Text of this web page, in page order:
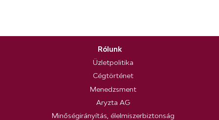
Rólunk
Üzletpolitika
Cégtörténet
Menedzsment
Aryzta AG
Minőségirányítás, élelmiszerbiztonság